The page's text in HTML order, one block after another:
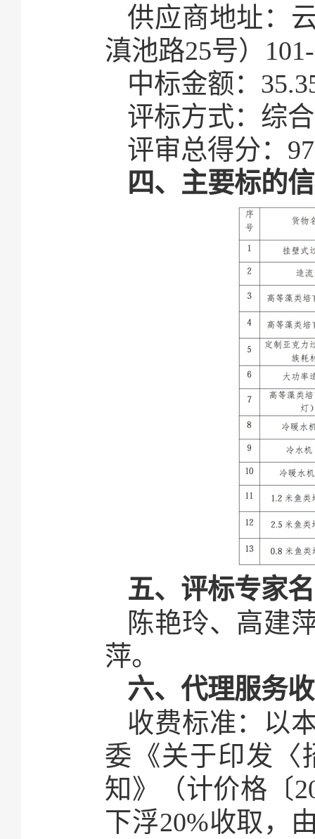
供应商地址：
滇池路25号）
中标金额：
评标方式：综
评审总得分：
四、主要标的
五、评标专家
陈艳玲、高建
萍。
六、代理服务
收费标准：以
委《关于印发〈
知》（计价格〔
下浮20%收取，